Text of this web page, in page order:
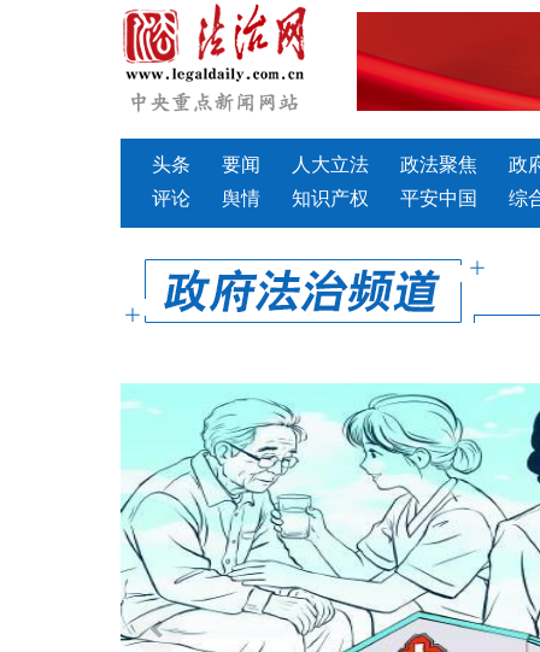
头条 要闻 人大立法 政法聚焦
政
评论
舆情 知识产权 平安中国 综